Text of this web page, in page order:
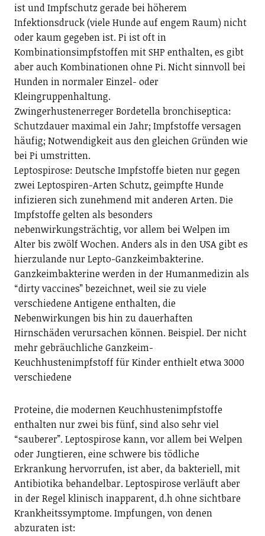
ist und Impfschutz gerade bei höherem
Infektionsdruck (viele Hunde auf engem Raum) nicht
oder kaum gegeben ist. Pi ist oft in
Kombinationsimpfstoffen mit SHP enthalten, es gibt
aber auch Kombinationen ohne Pi. Nicht sinnvoll bei
Hunden in normaler Einzel- oder
Kleingruppenhaltung.
Zwingerhustenerreger Bordetella bronchiseptica:
Schutzdauer maximal ein Jahr; Impfstoffe versagen
häufig; Notwendigkeit aus den gleichen Gründen wie
bei Pi umstritten.
Leptospirose: Deutsche Impfstoffe bieten nur gegen
zwei Leptospiren-Arten Schutz, geimpfte Hunde
infizieren sich zunehmend mit anderen Arten. Die
Impfstoffe gelten als besonders
nebenwirkungsträchtig, vor allem bei Welpen im
Alter bis zwölf Wochen. Anders als in den USA gibt es
hierzulande nur Lepto-Ganzkeimbakterine.
Ganzkeimbakterine werden in der Humanmedizin als
“dirty vaccines” bezeichnet, weil sie zu viele
verschiedene Antigene enthalten, die
Nebenwirkungen bis hin zu dauerhaften
Hirnschäden verursachen können. Beispiel. Der nicht
mehr gebräuchliche Ganzkeim-
Keuchhustenimpfstoff für Kinder enthielt etwa 3000
verschiedene
Proteine, die modernen Keuchhustenimpfstoffe
enthalten nur zwei bis fünf, sind also sehr viel
“sauberer”. Leptospirose kann, vor allem bei Welpen
oder Jungtieren, eine schwere bis tödliche
Erkrankung hervorrufen, ist aber, da bakteriell, mit
Antibiotika behandelbar. Leptospirose verläuft aber
in der Regel klinisch inapparent, d.h ohne sichtbare
Krankheitssymptome. Impfungen, von denen
abzuraten ist: